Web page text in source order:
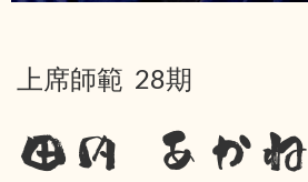
上席師範 28期
田内 あかね